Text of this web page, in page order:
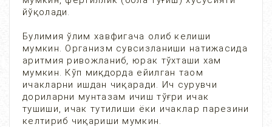
йўқолади.
Булимия ўлим хавфигача олиб келиши
мумкин. Организм сувсизланиши натижасида
аритмия ривожланиб, юрак тўхташи хам
мумкин. Кўп миқдорда ейилган таом
ичакларни ишдан чиқаради. Ич сурувчи
дориларни мунтазам ичиш тўғри ичак
тушиши, ичак тутилиши ёки ичаклар парезини
келтириб чиқариши мумкин.